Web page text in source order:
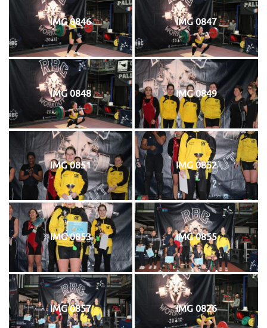
IMG 0846 IMG 0847
IMG 0848 IMG 0849
IMG 0851 IMG 0852
IMG 0853 IMG 0855
IMG 0857 IMG 0826